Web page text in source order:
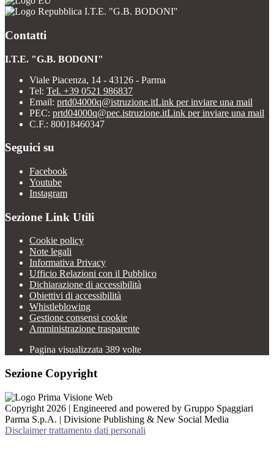
I.T.E. "G.B. BODONI"
Contatti
I.T.E. "G.B. BODONI"
Viale Piacenza, 14 - 43126 - Parma
Tel: Tel. +39 0521 986837
Email: prtd04000q@istruzione.itLink per inviare una mail
PEC: prtd04000q@pec.istruzione.itLink per inviare una mail
C.F.: 80018460347
Seguici su
Facebook
Youtube
Instagram
Sezione Link Utili
Cookie policy
Note legali
Informativa Privacy
Ufficio Relazioni con il Pubblico
Dichiarazione di accessibilità
Obiettivi di accessibilità
Whistleblowing
Gestione consensi cookie
Amministrazione trasparente
Pagina visualizzata 389 volte
Sezione Copyright
Copyright 2026 | Engineered and powered by Gruppo Spaggiari
Parma S.p.A. | Divisione Publishing & New Social Media
Disclaimer trattamento dati personali